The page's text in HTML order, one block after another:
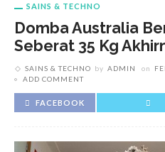
SAINS & TECHNO
Domba Australia
Seberat 35 Kg
SAINS & TECHNO by ADMIN on
ADD COMMENT
FACEBOOK